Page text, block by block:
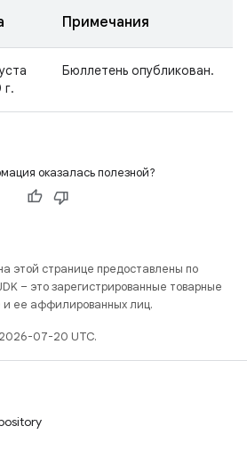
Примечания
г.
Бюллетень опубликован.
оказалась полезной?
этой странице предоставлены по
– это зарегистрированные товарные
и ее аффилированных лиц.
07-20 UTC.